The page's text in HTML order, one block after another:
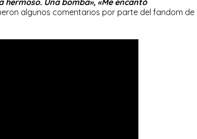
algunos comentarios por parte del fandom de